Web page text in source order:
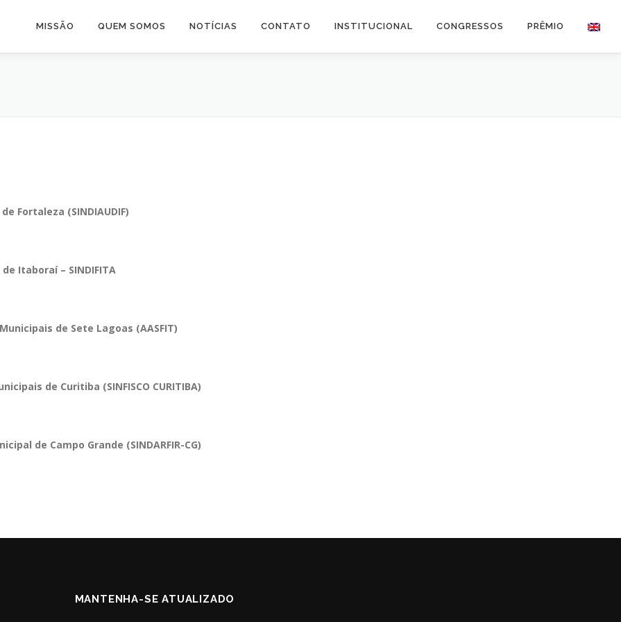
MISSÃO QUEM SOMOS NOTÍCIAS CONTATO INSTITUCIONAL CONGRESSOS PRÊMIO
Fortaleza (SINDIAUDIF)
Itaboraí – SINDIFITA
de Sete Lagoas (AASFIT)
de Curitiba (SINFISCO CURITIBA)
de Campo Grande (SINDARFIR-CG)
MANTENHA-SE ATUALIZADO